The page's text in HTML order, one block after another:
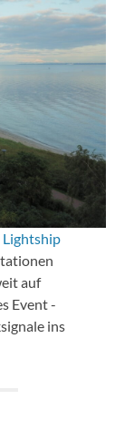
auf
Event -
ins